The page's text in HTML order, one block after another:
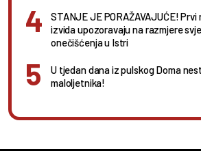
STANJE JE PORAŽAVAJUĆE!
izvida upozoravaju na razmjere
onečišćenja u Istri
U tjedan dana iz pulskog Doma
maloljetnika!